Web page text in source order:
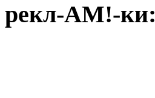
рекл-АМ!-ки: